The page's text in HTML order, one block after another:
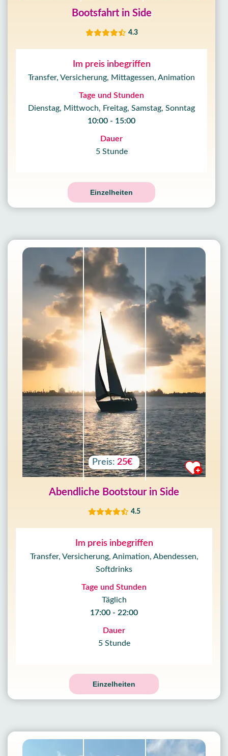
Bootsfahrt in Side
4.3
Im preis inbegriffen
Transfer, Versicherung, Mittagessen, Animation
Tage und Stunden
Dienstag, Mittwoch, Freitag, Samstag, Sonntag
10:00 - 15:00
Dauer
5 Stunde
Einzelheiten
Preis: 25€
Abendliche Bootstour in Side
4.5
Im preis inbegriffen
Transfer, Versicherung, Animation, Abendessen,
Softdrinks
Tage und Stunden
Täglich
17:00 - 22:00
Dauer
5 Stunde
Einzelheiten